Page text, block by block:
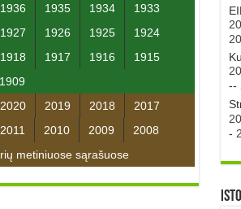
1936 1935 1934
1933
1927 1926 1925
1924
1918 1917 1916
1915
1909
2020 2019 2018
2017
2011 2010 2009
2008
metiniuose sąrašuose
--
-